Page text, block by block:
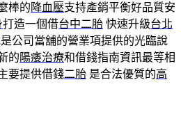
棒的 降血壓支持產銷平衡好品質安
打造一個借台中二胎 快速升級台北
公司當舖的營業項提供的光臨說
的 陽痿治療和借錢指南資訊最等相
要提供借錢二胎 是合法優質的高